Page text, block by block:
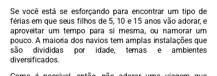
Se você está se esforçando para encontrar um tipo de
férias em que seus filhos de 5, 10 e 15 anos vão adorar, e
aproveitar um tempo para si mesma, ou namorar um
pouco. A maioria dos navios tem amplas instalações que
são divididas por idade, temas e ambientes
diversificados.